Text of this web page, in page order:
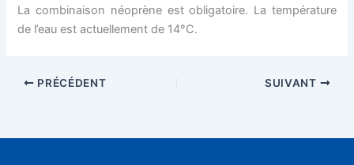
La combinaison néoprène est obligatoire. La température
de l’eau est actuellement de 14°C.
PRÉCÉDENT SUIVANT